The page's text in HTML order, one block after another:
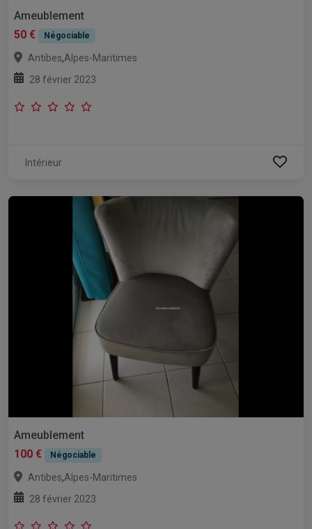
Ameublement
50 €
Négociable
Antibes,Alpes-Maritimes
28 février 2023
Intérieur
Ameublement
100 €
Négociable
Antibes,Alpes-Maritimes
28 février 2023